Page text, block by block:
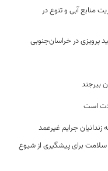
منابع آبی و تنوع در
پرویزی در خراسان‌جنوبی
است
جرایم غیرعمد
سلامت برای پیشگیری از شیوع